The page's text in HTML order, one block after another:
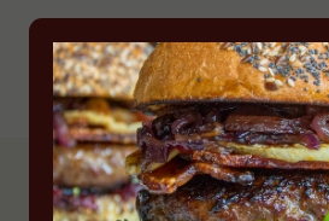
Voor 11.00 uur besteld,
VRAGEN OF MEER